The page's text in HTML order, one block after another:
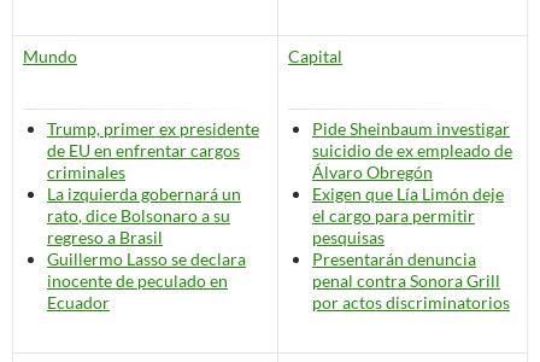
Mundo
Trump, primer ex presidente
de EU en enfrentar cargos
criminales
La izquierda gobernará un
rato, dice Bolsonaro a su
regreso a Brasil
Guillermo Lasso se declara
inocente de peculado en
Ecuador
Capital
Pide Sheinbaum investigar
suicidio de ex empleado de
Álvaro Obregón
Exigen que Lía Limón deje
el cargo para permitir
pesquisas
Presentarán denuncia
penal contra Sonora Grill
por actos discriminatorios